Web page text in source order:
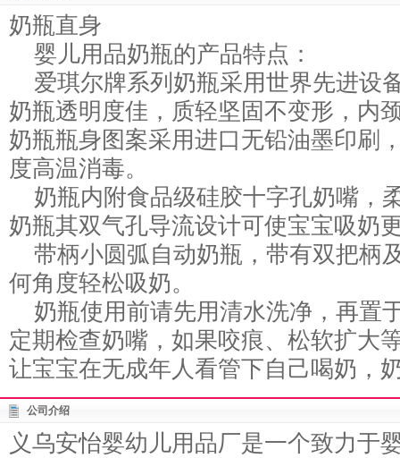
奶瓶直身
婴儿用品奶瓶的产品特点：
爱琪尔牌系列奶瓶采用世界先进设
奶瓶透明度佳，质轻坚固不变形，内
奶瓶瓶身图案采用进口无铅油墨印刷
度高温消毒。
奶瓶内附食品级硅胶十字孔奶嘴，
奶瓶其双气孔导流设计可使宝宝吸奶
带柄小圆弧自动奶瓶，带有双把柄
何角度轻松吸奶。
奶瓶使用前请先用清水洗净，再置
定期检查奶嘴，如果咬痕、松软扩大
让宝宝在无成年人看管下自己喝奶，
公司介绍
义乌安怡婴幼儿用品厂是一个致力于